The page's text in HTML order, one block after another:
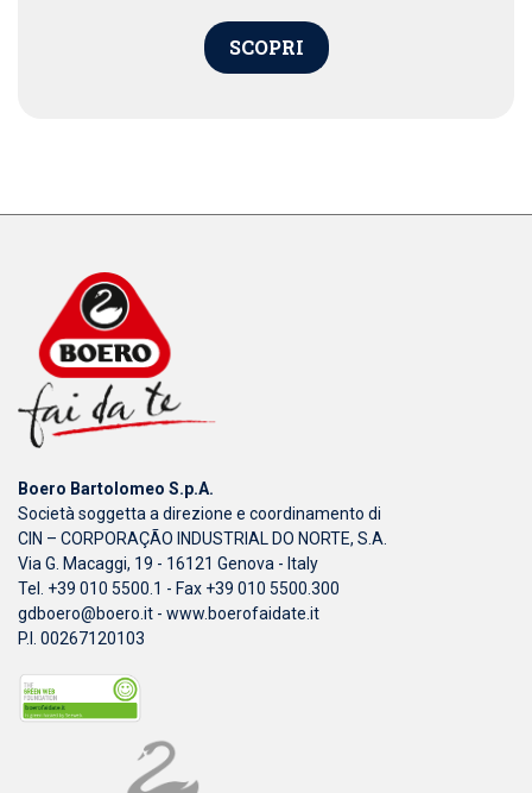
SCOPRI
Boero Bartolomeo S.p.A.
Società soggetta a direzione e coordinamento di
CIN – CORPORAÇÃO INDUSTRIAL DO NORTE, S.A.
Via G. Macaggi, 19 - 16121 Genova - Italy
Tel. +39 010 5500.1 - Fax +39 010 5500.300
gdboero@boero.it - www.boerofaidate.it
P.I. 00267120103